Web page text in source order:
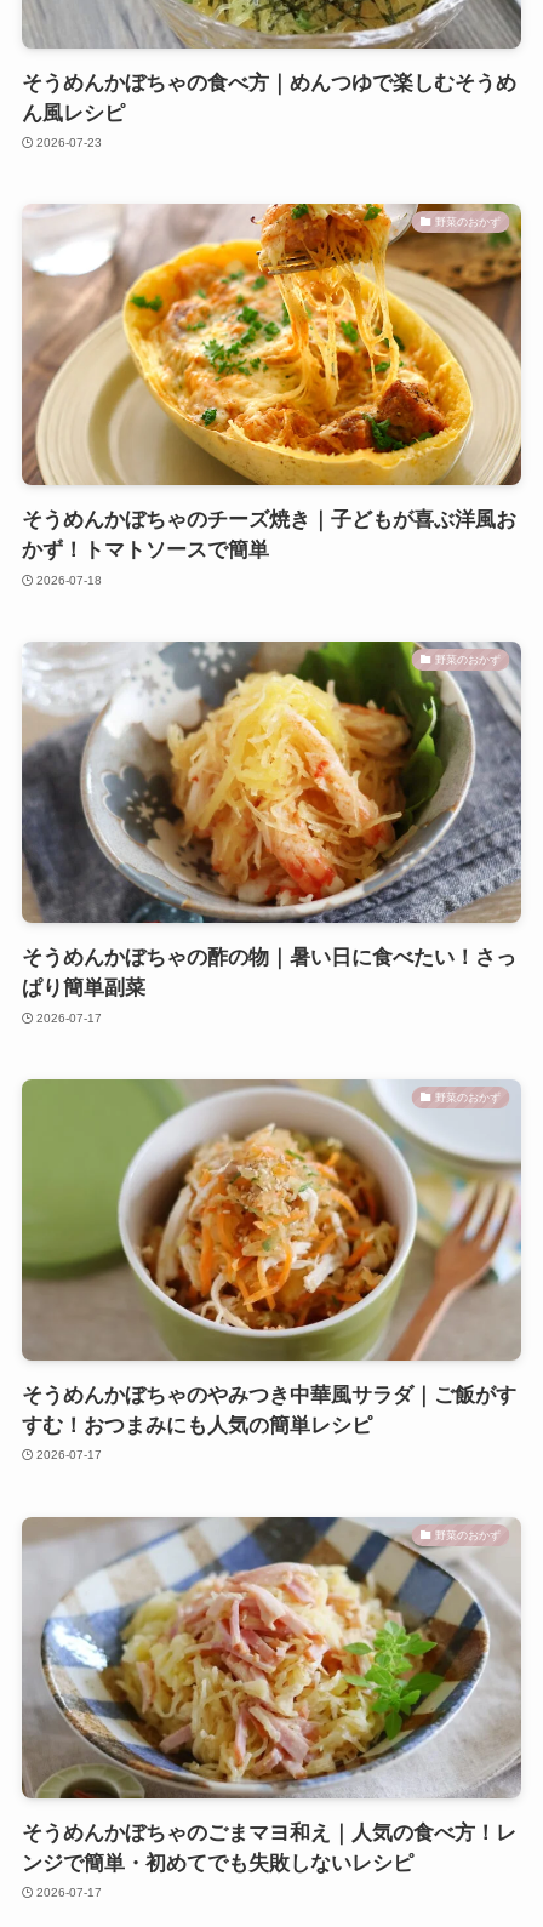
そうめんかぼちゃの食べ方｜めんつゆで楽しむそうめ
ん風レシピ
2026-07-23
野菜のおかず
そうめんかぼちゃのチーズ焼き｜子どもが喜ぶ洋風お
かず！トマトソースで簡単
2026-07-18
野菜のおかず
そうめんかぼちゃの酢の物｜暑い日に食べたい！さっ
ぱり簡単副菜
2026-07-17
野菜のおかず
そうめんかぼちゃのやみつき中華風サラダ｜ご飯がす
すむ！おつまみにも人気の簡単レシピ
2026-07-17
野菜のおかず
そうめんかぼちゃのごまマヨ和え｜人気の食べ方！レ
ンジで簡単・初めてでも失敗しないレシピ
2026-07-17